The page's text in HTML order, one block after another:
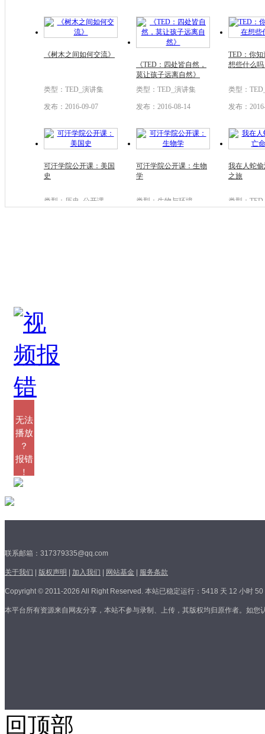
《树木之间如何交流》
类型：TED_演讲集
发布：2016-09-07
《TED：四处皆自然，
莫让孩子远离自然》
类型：TED_演讲集
发布：2016-08-14
TED：你
想些什么
类型：
发布：
可汗学院公开课：美国
史
类型：历史_公开课
可汗学院公开课：生物
学
类型：生物与环境
我在人蛇
之旅
类型：
发布：2015-05-01
无法
播放
？
报错
！
联系邮箱：317379335@qq.com
关于我们 版权声明 加入我们 网站基金 服务条款
Copyright © 2011-2026 All Right Reserved. 本站已稳定运行：5418 天 12 小时 50
本平台所有资源来自网友分享，本站不参与录制、上传，其版权均归原作者。如
回顶部